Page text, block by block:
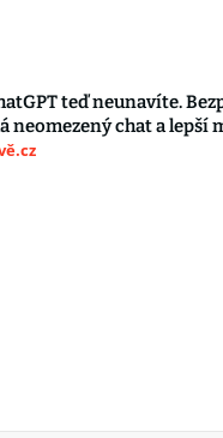
teď neunavíte.
neomezený chat a lepší